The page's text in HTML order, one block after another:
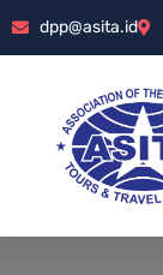
dpp@asita.id